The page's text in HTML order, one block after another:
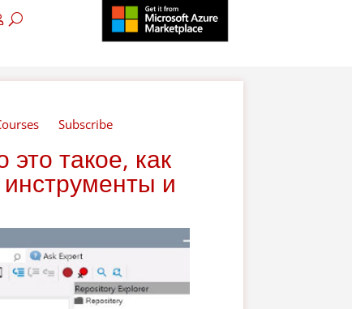
Subscribe
такое, как
и